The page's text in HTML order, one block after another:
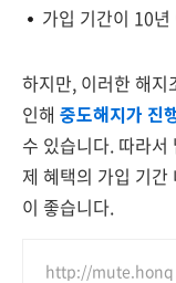
가입 기간이 10
하지만, 이러한 해
인해중도해지가 진
수 있습니다. 따라
제 혜택의 가입 기간
이 좋습니다.
http://